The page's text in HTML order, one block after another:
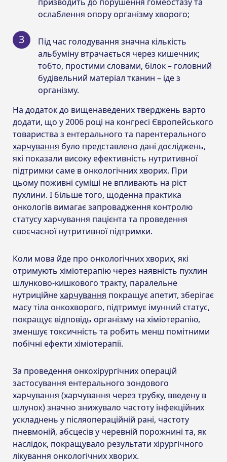
ослаблення опору організму хворого;
Під час голодування значна кількість
альбуміну втрачається через кишечник;
тобто, простими словами, білок – головний
будівельний матеріал тканин – іде з
організму.
На додаток до вищенаведених тверджень варто
додати, що у 2006 році на конгресі Європейського
товариства з ентерального та парентерального
харчування було представлено дані досліджень,
які показали високу ефективність нутритивної
підтримки саме в онкологічних хворих. При
цьому поживні суміші не впливають на ріст
пухлини. І більше того, щоденна практика
онкологів вимагає запровадження контролю
статусу харчування пацієнта та проведення
своєчасної нутритивної підтримки.
Коли мова йде про онкологічних хворих, які
отримують хіміотерапію через наявність пухлин
шлунково-кишкового тракту, паралельне
нутриційнехарчування покращує апетит, зберігає
масу тіла онкохворого, підтримує імунний статус,
покращує відповідь організму на хіміотерапію,
зменшує токсичність та робить менш помітними
побічні ефекти хіміотерапії.
За проведення онкохірургічних операцій
застосування ентерального зондового
харчування (харчування через трубку, введену в
шлунок) значно знижувало частоту інфекційних
ускладнень у післяопераційній рані, частоту
пневмоній, абсцесів у черевній порожнині та, як
наслідок, покращувало результати хірургічного
лікування онкологічних хворих.